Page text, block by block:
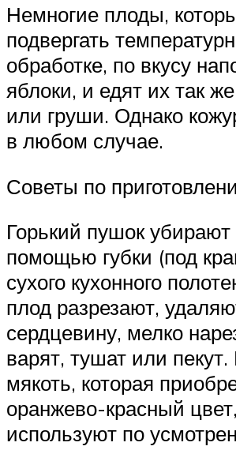
Немногие плоды,
подвергать
обработке, по вкусу
яблоки, и едят их так
или груши. Однако
в любом случае.
Советы по
Горький пушок
помощью губки (под
сухого кухонного
плод разрезают,
сердцевину, мелко
варят, тушат или пекут.
мякоть, которая
оранжево-красный цвет,
используют по